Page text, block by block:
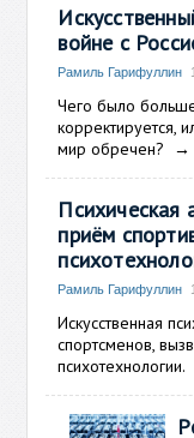
войне с
Рамиль Гарифуллин
Чего было
корректируется,
мир обречен?
→
Психическая
приём
Рамиль Гарифуллин
Искусственная
спортсменов,
психотехнологии.